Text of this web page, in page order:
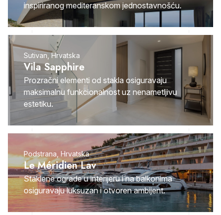
inspiriranog mediteranskom jednostavnošću.
Sutivan, Hrvatska
Vila Sapphire
Prozračni elementi od stakla osiguravaju
maksimalnu funkcionalnost uz nenametljivu
estetiku.
Podstrana, Hrvatska
Le Méridien Lav
Staklene ograde u interijeru i na balkonima
osiguravaju luksuzan i otvoren ambijent.